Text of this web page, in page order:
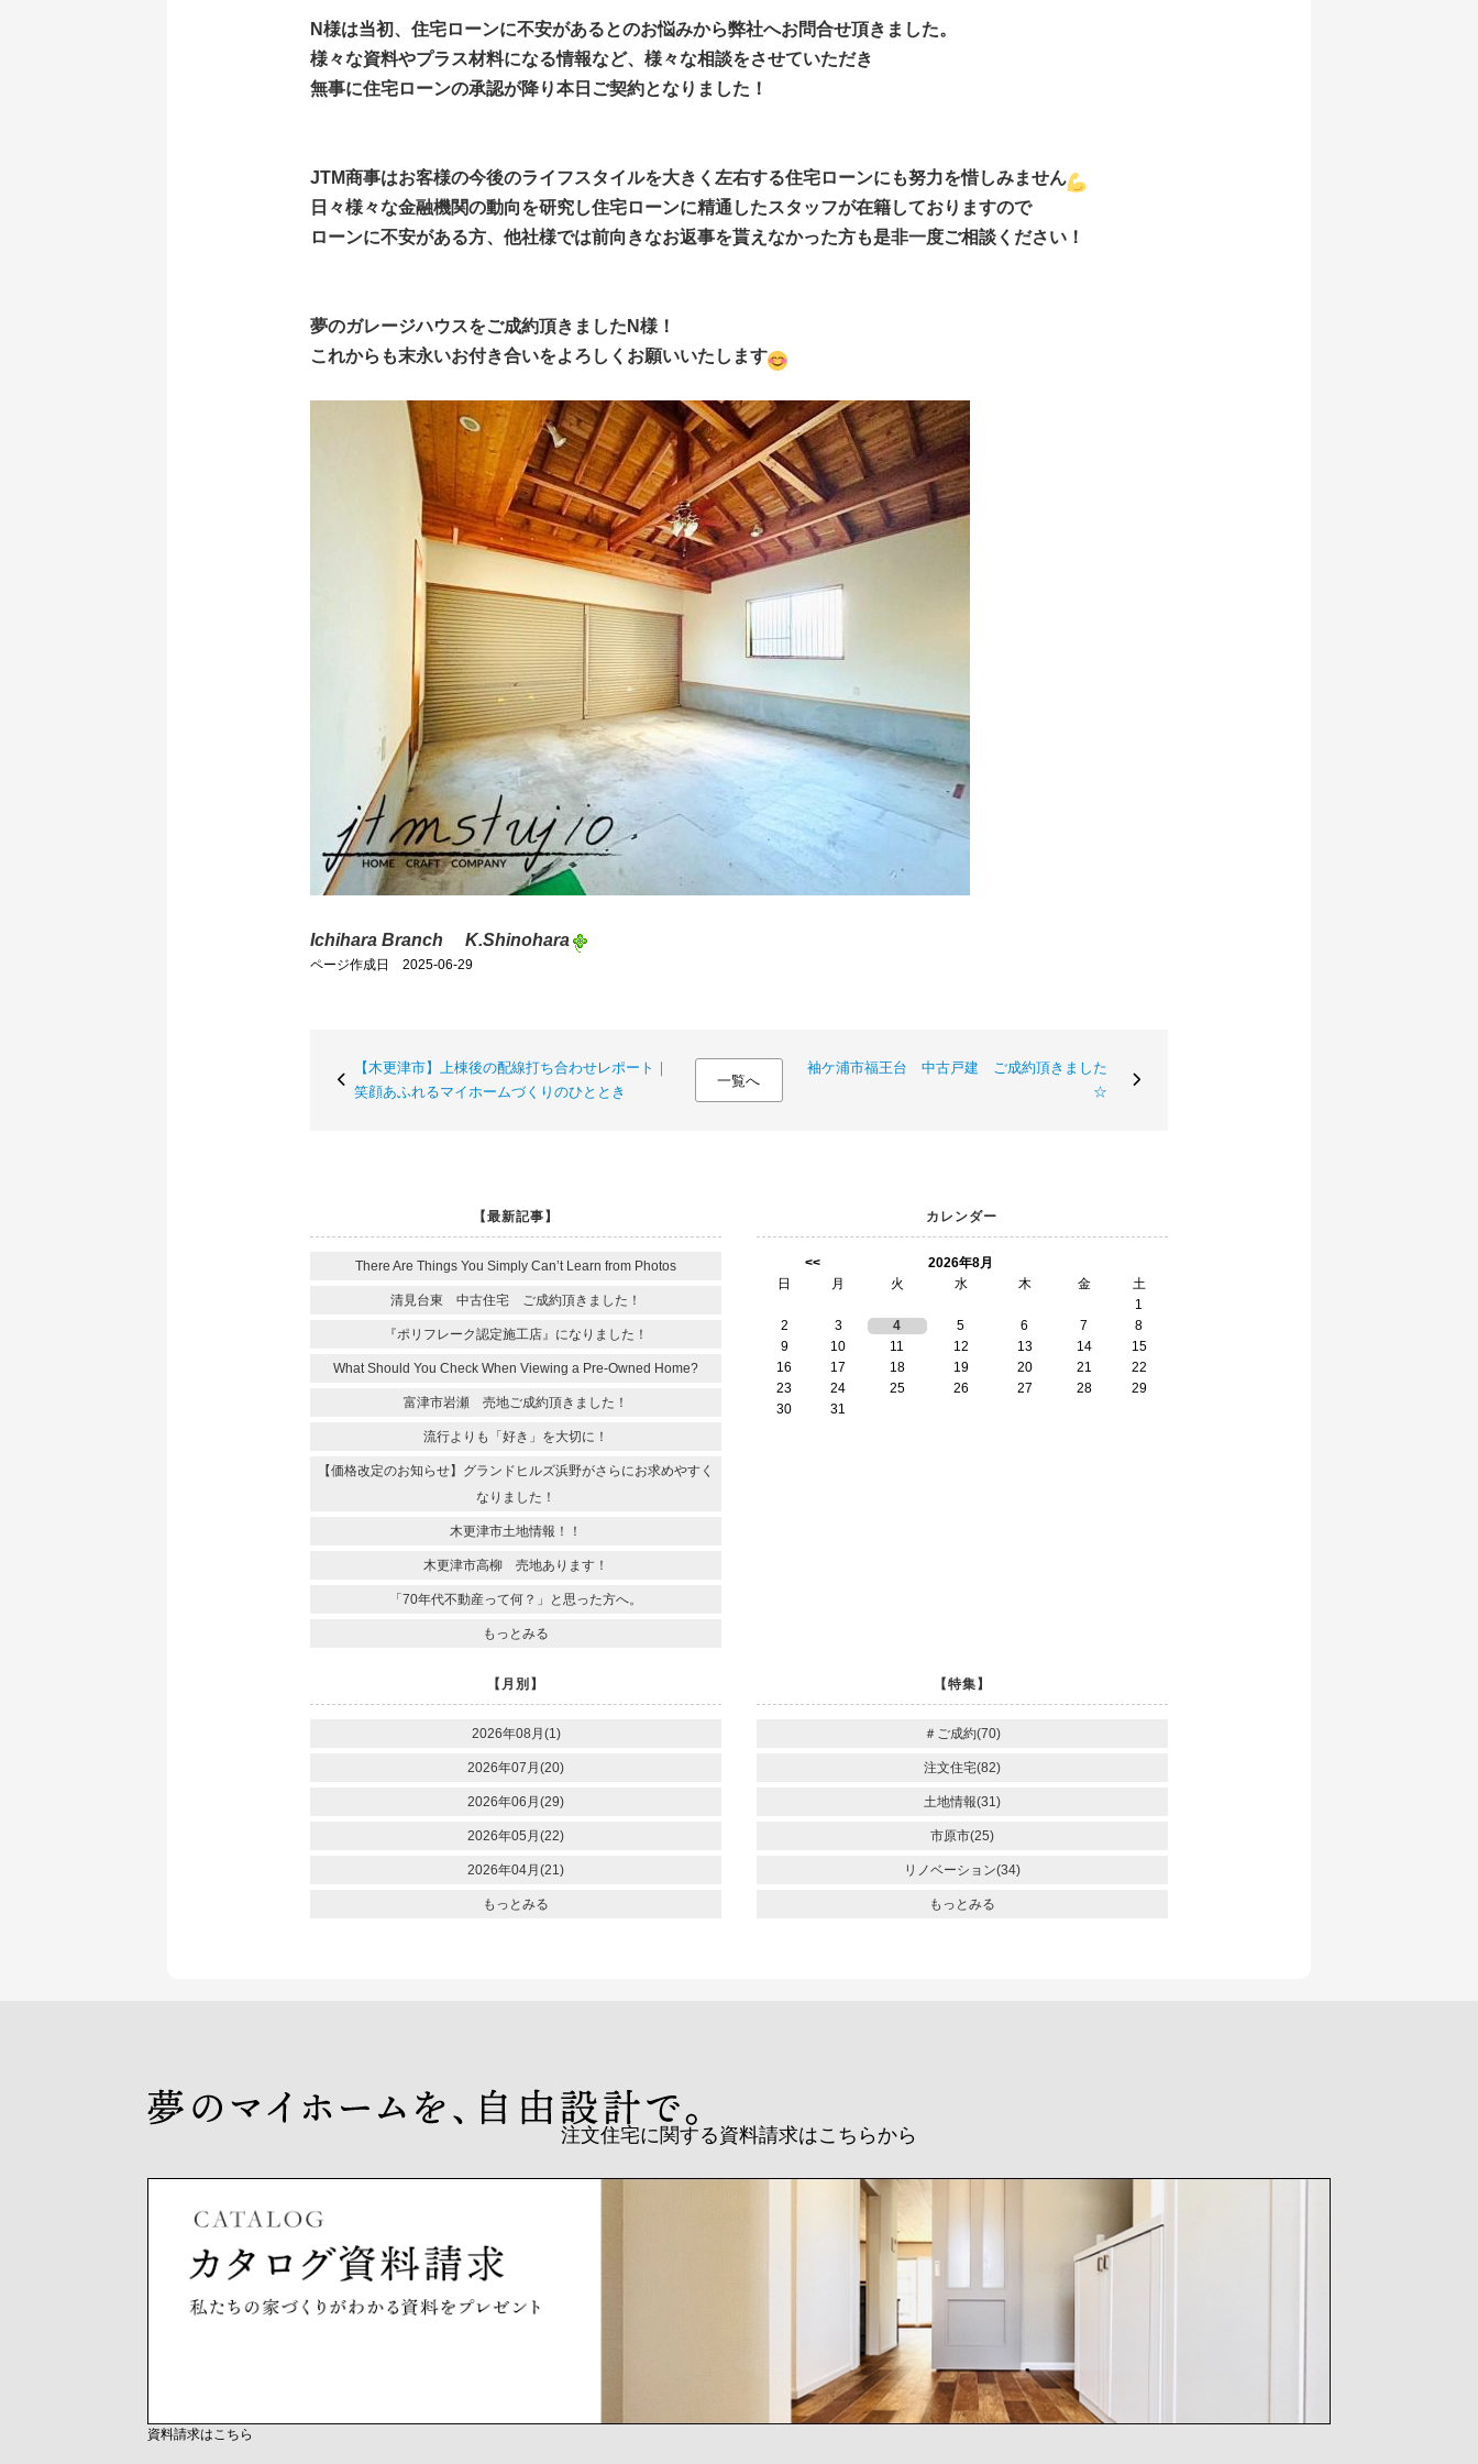
N様は当初、住宅ローンに不安があるとのお悩みから弊社へお問合せ頂きました。
様々な資料やプラス材料になる情報など、様々な相談をさせていただき
無事に住宅ローンの承認が降り本日ご契約となりました！
JTM商事はお客様の今後のライフスタイルを大きく左右する住宅ローンにも努力を惜しみません
日々様々な金融機関の動向を研究し住宅ローンに精通したスタッフが在籍しておりますので
ローンに不安がある方、他社様では前向きなお返事を貰えなかった方も是非一度ご相談ください！
夢のガレージハウスをご成約頂きましたN様！
これからも末永いお付き合いをよろしくお願いいたします
Ichihara Branch K.Shinohara
ページ作成日 2025-06-29
【木更津市】上棟後の配線打ち合わせレポート｜
笑顔あふれるマイホームづくりのひととき
一覧へ
袖ケ浦市福王台 中古戸建 ご成約頂きました
☆
【最新記事】
There Are Things You Simply Can’t Learn from Photos
清見台東 中古住宅 ご成約頂きました！
『ポリフレーク認定施工店』になりました！
What Should You Check When Viewing a Pre-Owned Home?
富津市岩瀬 売地ご成約頂きました！
流行よりも「好き」を大切に！
【価格改定のお知らせ】グランドヒルズ浜野がさらにお求めやすく
なりました！
木更津市土地情報！！
木更津市高柳 売地あります！
「70年代不動産って何？」と思った方へ。
もっとみる
カレンダー
<<
2026年8月
日
月 火 水 木 金
土
1
2
3 4 5 6 7
8
9
10 11 12 13 14
15
16
17 18 19 20 21
22
23
24 25 26 27 28
29
30
31
【月別】
2026年08月(1)
2026年07月(20)
2026年06月(29)
2026年05月(22)
2026年04月(21)
もっとみる
【特集】
＃ご成約(70)
注文住宅(82)
土地情報(31)
市原市(25)
リノベーション(34)
もっとみる
注文住宅に関する資料請求はこちらから
資料請求はこちら